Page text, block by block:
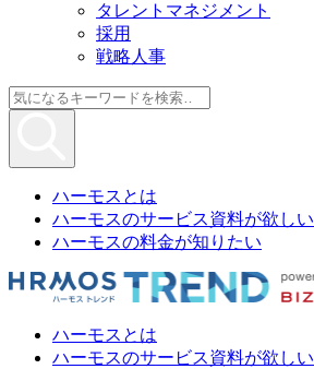
タレントマネジメント
採用
戦略人事
ハーモスとは
ハーモスのサービス資料が欲しい
ハーモスの料金が知りたい
ハーモスとは
ハーモスのサービス資料が欲しい